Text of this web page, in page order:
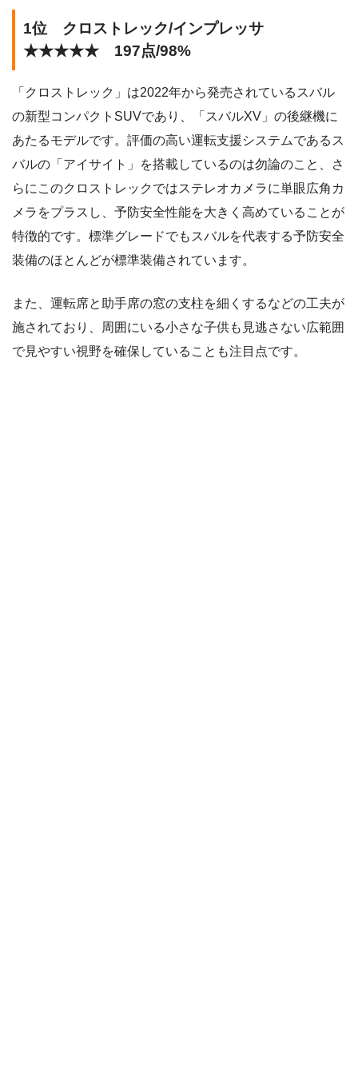
1位 クロストレック/インプレッサ
★★★★★ 197点/98%
「クロストレック」は2022年から発売されているスバル
の新型コンパクトSUVであり、「スバルXV」の後継機に
あたるモデルです。評価の高い運転支援システムであるス
バルの「アイサイト」を搭載しているのは勿論のこと、さ
らにこのクロストレックではステレオカメラに単眼広角カ
メラをプラスし、予防安全性能を大きく高めていることが
特徴的です。標準グレードでもスバルを代表する予防安全
装備のほとんどが標準装備されています。
また、運転席と助手席の窓の支柱を細くするなどの工夫が
施されており、周囲にいる小さな子供も見逃さない広範囲
で見やすい視野を確保していることも注目点です。